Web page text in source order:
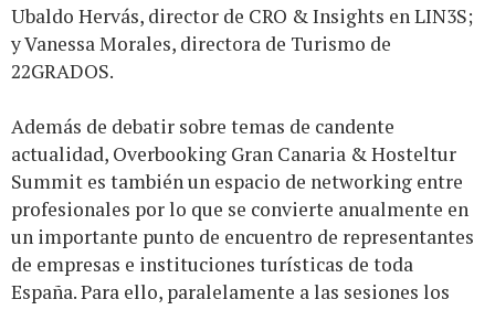
Ubaldo Hervás, director de CRO & Insights en LIN3S;
y Vanessa Morales, directora de Turismo de
22GRADOS.
Además de debatir sobre temas de candente
actualidad, Overbooking Gran Canaria & Hosteltur
Summit es también un espacio de networking entre
profesionales por lo que se convierte anualmente en
un importante punto de encuentro de representantes
de empresas e instituciones turísticas de toda
España. Para ello, paralelamente a las sesiones los